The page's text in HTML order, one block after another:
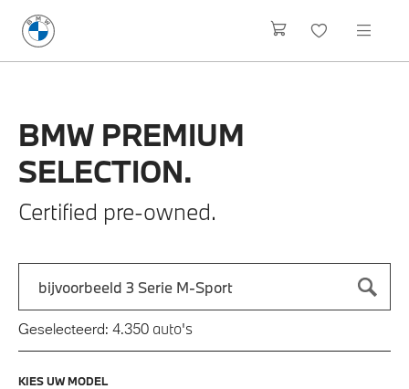
BMW PREMIUM
SELECTION.
Certified pre-owned.
Zoek naar een automodel, bijvoorbeeld 3 Serie M-Sport
Typ een automodel in en druk op enter om te zoeken
Geselecteerd: 4.350 auto's
KIES UW MODEL